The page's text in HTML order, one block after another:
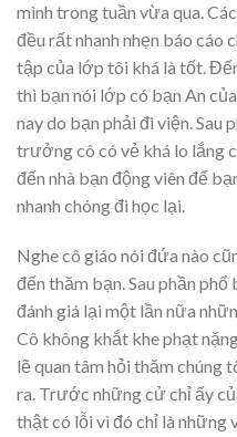
mình trong tuần vừa qua.
đều rất nhanh nhẹn báo cáo
tập của lớp tôi khá là tốt.
thì bạn nói lớp có bạn An
nay do bạn phải đi viện. Sau
trưởng cô có vẻ khá lo lắng
đến nhà bạn động viên để
nhanh chóng đi học lại.
Nghe cô giáo nói đứa nào
đến thăm bạn. Sau phần
đánh giá lại một lần nữa
Cô không khắt khe phạt
lẽ quan tâm hỏi thăm chúng
ra. Trước những cử chỉ ấy
thật có lỗi vì đó chỉ là những